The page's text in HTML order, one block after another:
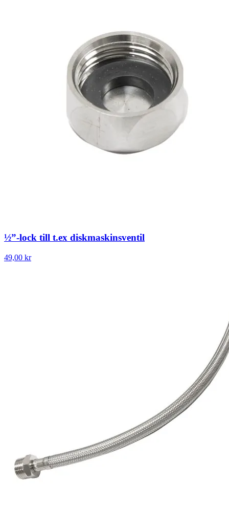
½”-lock till t.ex diskmaskinsventil
49,00 kr